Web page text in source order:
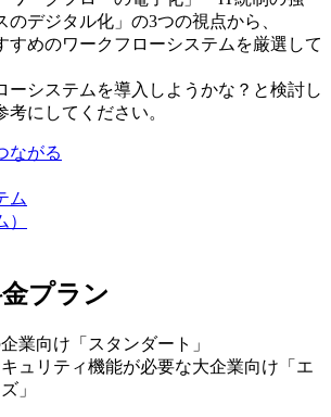
デジタル化」の3つの視点から、
すめのワークフローシステムを厳選して
ーシステムを導入しようかな？と検討し
にしてください。
ながる
ム
プラン
業向け「スタンダート」
ュリティ機能が必要な大企業向け「エ
」